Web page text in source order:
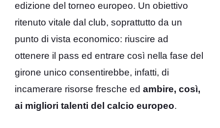
edizione del torneo europeo. Un obiettivo
ritenuto vitale dal club, soprattutto da un
punto di vista economico: riuscire ad
ottenere il pass ed entrare così nella fase del
girone unico consentirebbe, infatti, di
incamerare risorse fresche ed ambire, così,
ai migliori talenti del calcio europeo.